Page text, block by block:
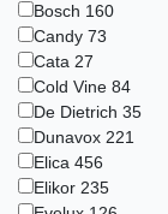
Bosch 160
Candy 73
Cata 27
Cold Vine 84
De Dietrich 35
Dunavox 221
Elica 456
Elikor 235